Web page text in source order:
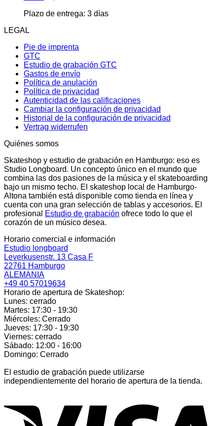
Plazo de entrega: 3 días
LEGAL
Pie de imprenta
GTC
Estudio de grabación GTC
Gastos de envío
Política de anulación
Política de privacidad
Autenticidad de las calificaciones
Cambiar la configuración de privacidad
Historial de la configuración de privacidad
Vertrag widerrufen
Quiénes somos
Skateshop y estudio de grabación en Hamburgo: eso es
Studio Longboard. Un concepto único en el mundo que
combina las dos pasiones de la música y el skateboarding
bajo un mismo techo. El skateshop local de Hamburgo-
Altona también está disponible como tienda en línea y
cuenta con una gran selección de tablas y accesorios. El
profesional
Estudio de grabación ofrece todo lo que el
corazón de un músico desea.
Horario comercial e información
Estudio longboard
Leverkusenstr. 13 Casa F
22761 Hamburgo
ALEMANIA
+49 40 57019634
Horario de apertura de Skateshop:
Lunes: cerrado
Martes: 17:30 - 19:30
Miércoles: Cerrado
Jueves: 17:30 - 19:30
Viernes: cerrado
Sábado: 12:00 - 16:00
Domingo: Cerrado
El estudio de grabación puede utilizarse
independientemente del horario de apertura de la tienda.